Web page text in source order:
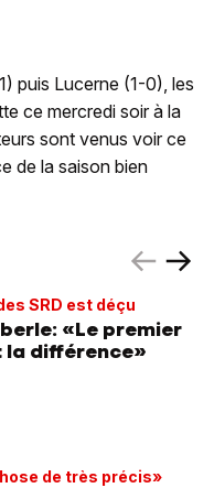
puis Lucerne (1-0), les
ce mercredi soir à la
sont venus voir ce
de la saison bien
SRD est déçu
«Le premier
la différence»
de très précis»